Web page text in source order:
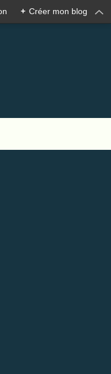
+ Créer mon blog